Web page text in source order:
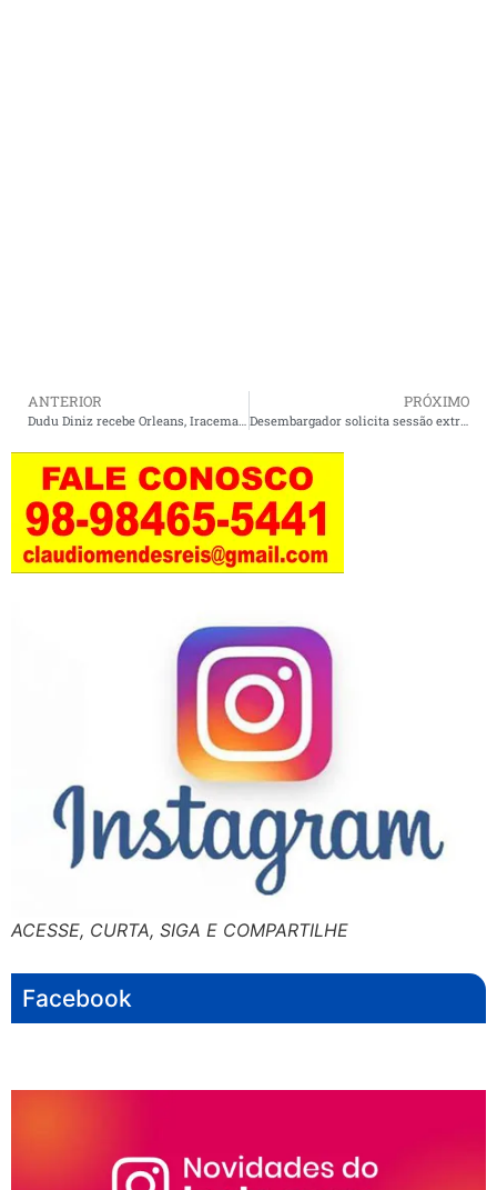
ANTERIOR
Dudu Diniz recebe Orleans, Iracema Vale e Audreia Noleto e reafirma apoio ao grupo liderado por Brandão.
PRÓXIMO
Desembargador solicita sessão extraordinária para analisar intervenção estadual em Turilândia (MA)
ACESSE, CURTA, SIGA E COMPARTILHE
Facebook